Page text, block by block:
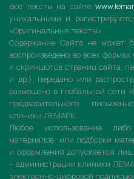
Все тексты на сайте
уникальными и
«Оригинальные тексты».
Содержание Сайта не может
воспроизведено во всех
и скриншотов страниц сайта,
и др.), передано или
размещено в глобальной
предварительного
клиники ЛЕМАРК.
Любое использование
материалов или подборки
и оформления допускается
– администрации клиники
электронно-цифровой